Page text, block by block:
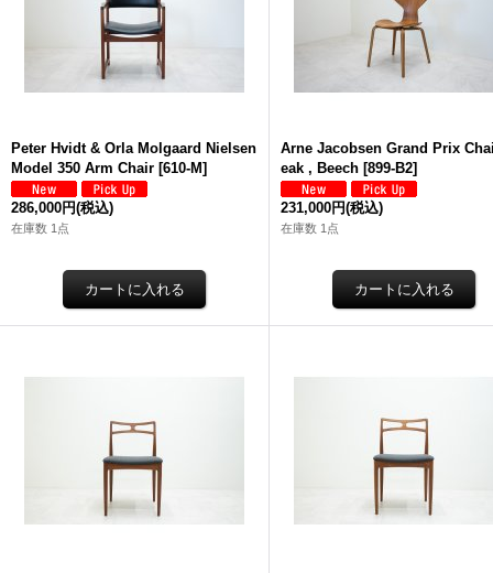
Peter Hvidt & Orla Molgaard Nielsen
Model 350 Arm Chair [610-M]
286,000円(税込)
在庫数 1点
Arne Jacobsen Grand Prix
eak , Beech [899-B2]
231,000円(税込)
在庫数 1点